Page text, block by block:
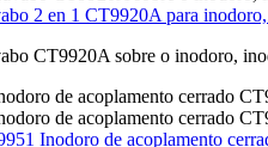
2 en 1 CT9920A para
CT9920A sobre o inodoro,
Inodoro de acoplamento